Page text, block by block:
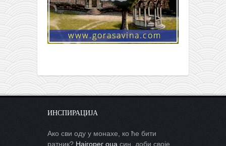
ИНСПИРАЦИЈА
Ако сви оду у монахе, ко ће бити
ратник? Најгорег оца син, доби своје